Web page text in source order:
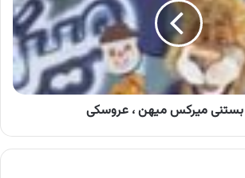
بستنی میرکس میهن ، عروسکی